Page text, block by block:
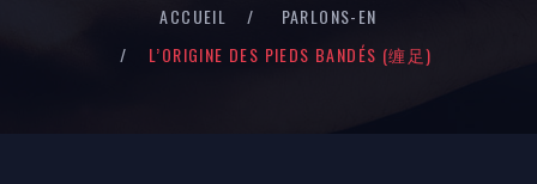
ACCUEIL
PARLONS-EN
L’ORIGINE DES PIEDS BANDÉS (缠足)